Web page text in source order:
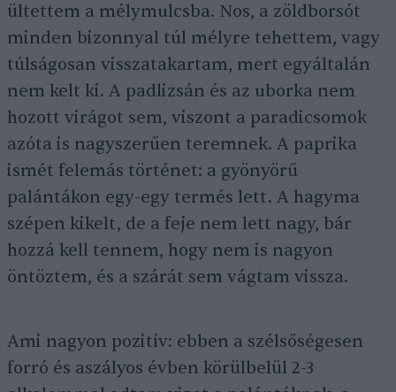
ültettem a mélymulcsba. Nos, a zöldborsót
minden bizonnyal túl mélyre tehettem, vagy
túlságosan visszatakartam, mert egyáltalán
nem kelt ki. A padlizsán és az uborka nem
hozott virágot sem, viszont a paradicsomok
azóta is nagyszerűen teremnek. A paprika
ismét felemás történet: a gyönyörű
palántákon egy-egy termés lett. A hagyma
szépen kikelt, de a feje nem lett nagy, bár
hozzá kell tennem, hogy nem is nagyon
öntöztem, és a szárát sem vágtam vissza.
Ami nagyon pozitív: ebben a szélsőségesen
forró és aszályos évben körülbelül 2-3